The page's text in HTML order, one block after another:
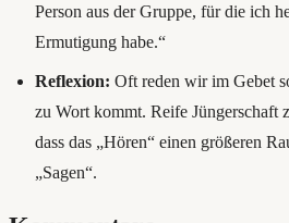
Person aus der Gruppe, für die ich
Ermutigung habe.“
Reflexion: Oft reden wir im Gebet
zu Wort kommt. Reife Jüngerschaft
dass das „Hören“ einen größeren
„Sagen“.